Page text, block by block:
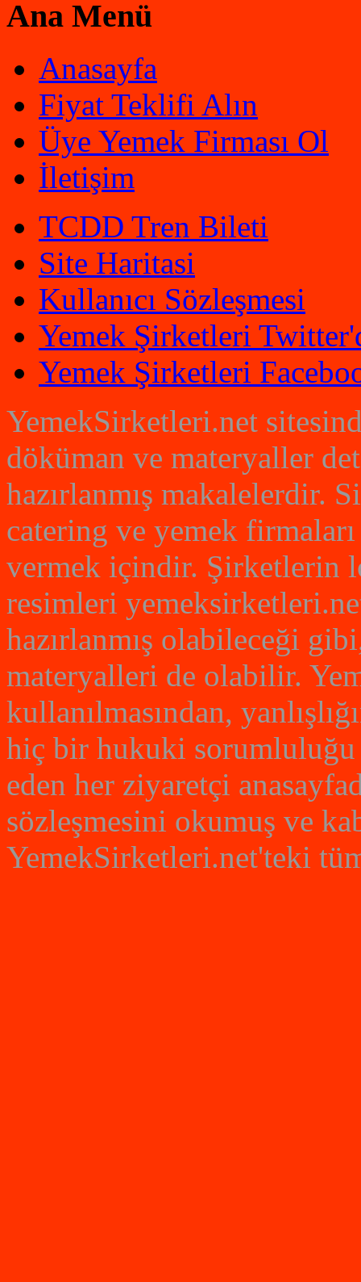
Ana Menü
Anasayfa
Fiyat Teklifi Alın
Üye Yemek Firması Ol
İletişim
TCDD Tren Bileti
Site Haritasi
Kullanıcı Sözleşmesi
Yemek Şirketleri
Yemek Şirketleri
YemekSirketleri.net
döküman ve materyaller
hazırlanmış makalelerdir.
catering ve yemek
vermek içindir. Şirketlerin
resimleri
hazırlanmış olabileceği
materyalleri de olabilir.
kullanılmasından,
hiç bir hukuki
eden her ziyaretçi
sözleşmesini okumuş ve
YemekSirketleri.net'teki